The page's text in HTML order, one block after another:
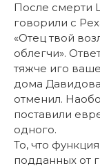
После смерти
говорили с
«Отец твой
облегчи».
тяжче иго
дома
отменил.
поставили
одного.
То, что
подданных от